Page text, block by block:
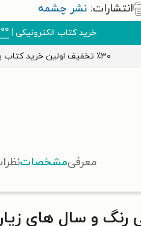
انتشارات: نشر چشمه
خرید کتاب الکترونیکی
٪۳۰ تخفیف اولین خرید کتاب با کد
معرفیمشخصات
رنگ و سال های